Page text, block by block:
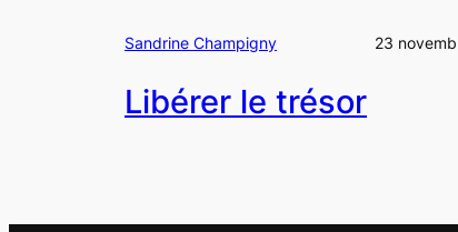
Sandrine Champigny 23
Libérer le trésor